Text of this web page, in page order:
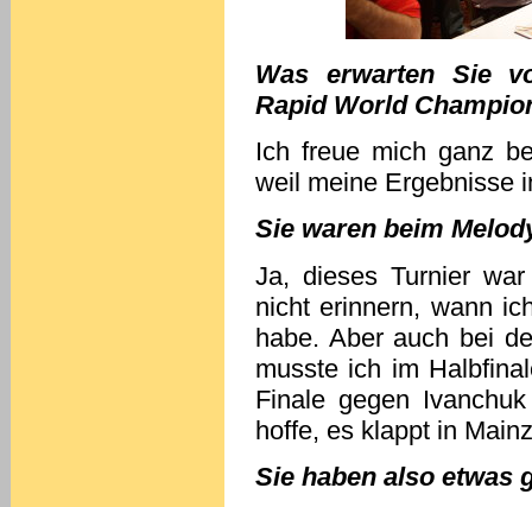
Was erwarten Sie
Rapid World
Ich freue mich ganz
weil meine Ergebnisse
Sie waren beim
Ja, dieses Turnier
nicht erinnern, wann
habe. Aber auch bei
musste ich im
Finale gegen
hoffe, es klappt in
Sie haben also etwas